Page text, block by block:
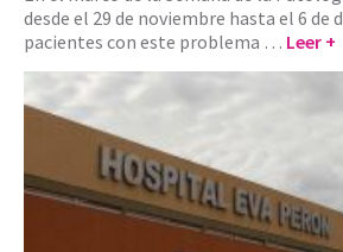
desde el 29 de noviembre hasta el 6 de
pacientes con este problema … Leer +